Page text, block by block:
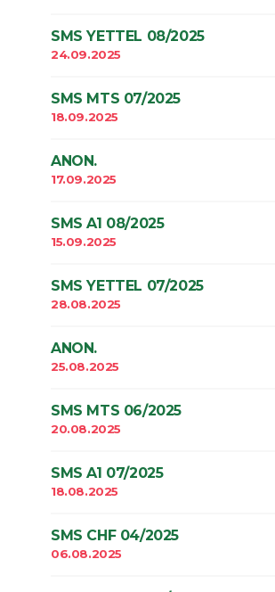
SMS YETTEL 08/2025
24.09.2025
SMS MTS 07/2025
18.09.2025
ANON.
17.09.2025
SMS A1 08/2025
15.09.2025
SMS YETTEL 07/2025
28.08.2025
ANON.
25.08.2025
SMS MTS 06/2025
20.08.2025
SMS A1 07/2025
18.08.2025
SMS CHF 04/2025
06.08.2025